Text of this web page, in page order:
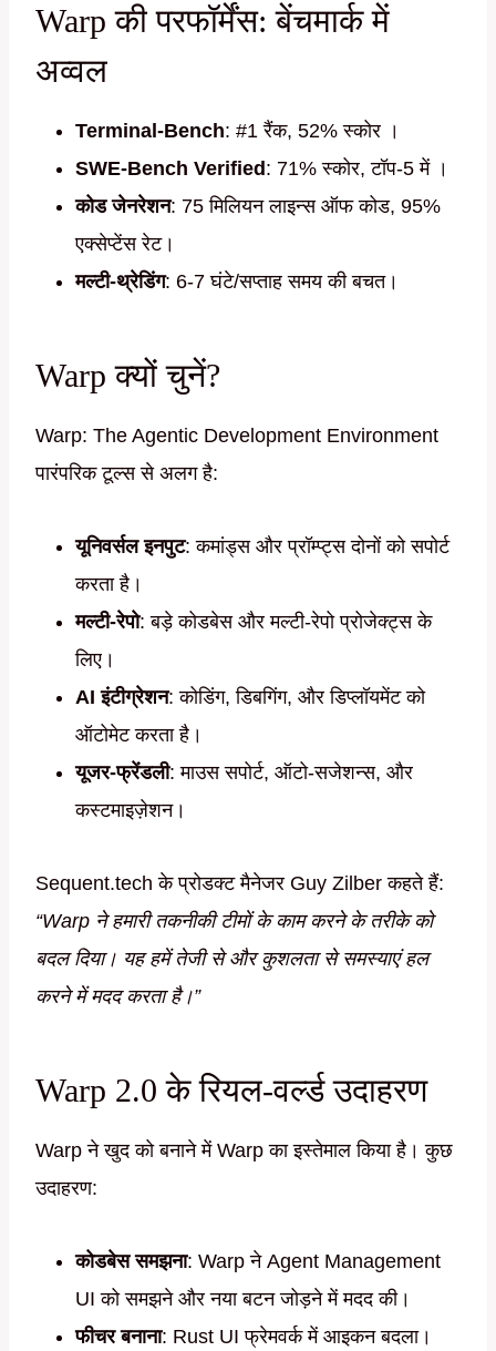
Warp की परफॉर्मेंस: बेंचमार्क में
अव्वल
Terminal-Bench: #1 रैंक, 52% स्कोर ।
SWE-Bench Verified: 71% स्कोर, टॉप-5 में ।
कोड जेनरेशन: 75 मिलियन लाइन्स ऑफ कोड, 95%
एक्सेप्टेंस रेट।
मल्टी-थ्रेडिंग: 6-7 घंटे/सप्ताह समय की बचत।
Warp क्यों चुनें?
Warp: The Agentic Development Environment
पारंपरिक टूल्स से अलग है:
यूनिवर्सल इनपुट: कमांड्स और प्रॉम्प्ट्स दोनों को सपोर्ट
करता है।
मल्टी-रेपो: बड़े कोडबेस और मल्टी-रेपो प्रोजेक्ट्स के
लिए।
AI इंटीग्रेशन: कोडिंग, डिबगिंग, और डिप्लॉयमेंट को
ऑटोमेट करता है।
यूजर-फ्रेंडली: माउस सपोर्ट, ऑटो-सजेशन्स, और
कस्टमाइज़ेशन।
Sequent.tech के प्रोडक्ट मैनेजर Guy Zilber कहते हैं:
“Warp ने हमारी तकनीकी टीमों के काम करने के तरीके को
बदल दिया। यह हमें तेजी से और कुशलता से समस्याएं हल
करने में मदद करता है।”
Warp 2.0 के रियल-वर्ल्ड उदाहरण
Warp ने खुद को बनाने में Warp का इस्तेमाल किया है। कुछ
उदाहरण:
कोडबेस समझना: Warp ने Agent Management
UI को समझने और नया बटन जोड़ने में मदद की।
फीचर बनाना: Rust UI फ्रेमवर्क में आइकन बदला।